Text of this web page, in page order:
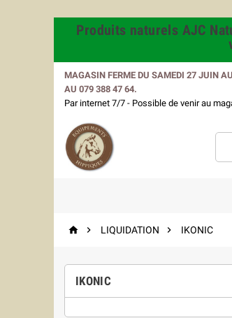
Produits naturels AJC
MAGASIN FERME DU SAMEDI 27 JUIN
AU 079 388 47 64.
Par internet 7/7 - Possible de venir au
  LIQUIDATION  IKONIC
IKONIC